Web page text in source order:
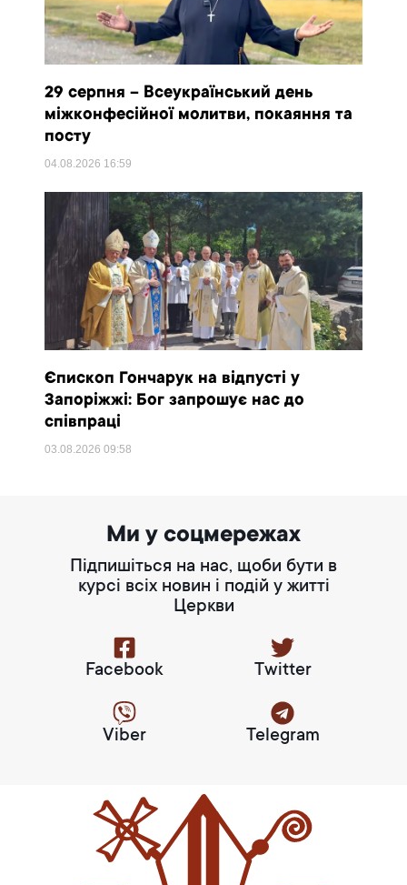
29 серпня – Всеукраїнський день
міжконфесійної молитви, покаяння та
посту
04.08.2026 16:59
Єпископ Гончарук на відпусті у
Запоріжжі: Бог запрошує нас до
співпраці
03.08.202609:58
Ми у соцмережах
Підпишіться на нас, щоби бути в
курсі всіх новин і подій у житті
Церкви
Facebook Twitter
Viber Telegram